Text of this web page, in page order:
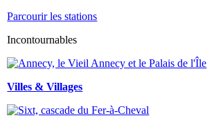
Parcourir les stations
Incontournables
Villes & Villages